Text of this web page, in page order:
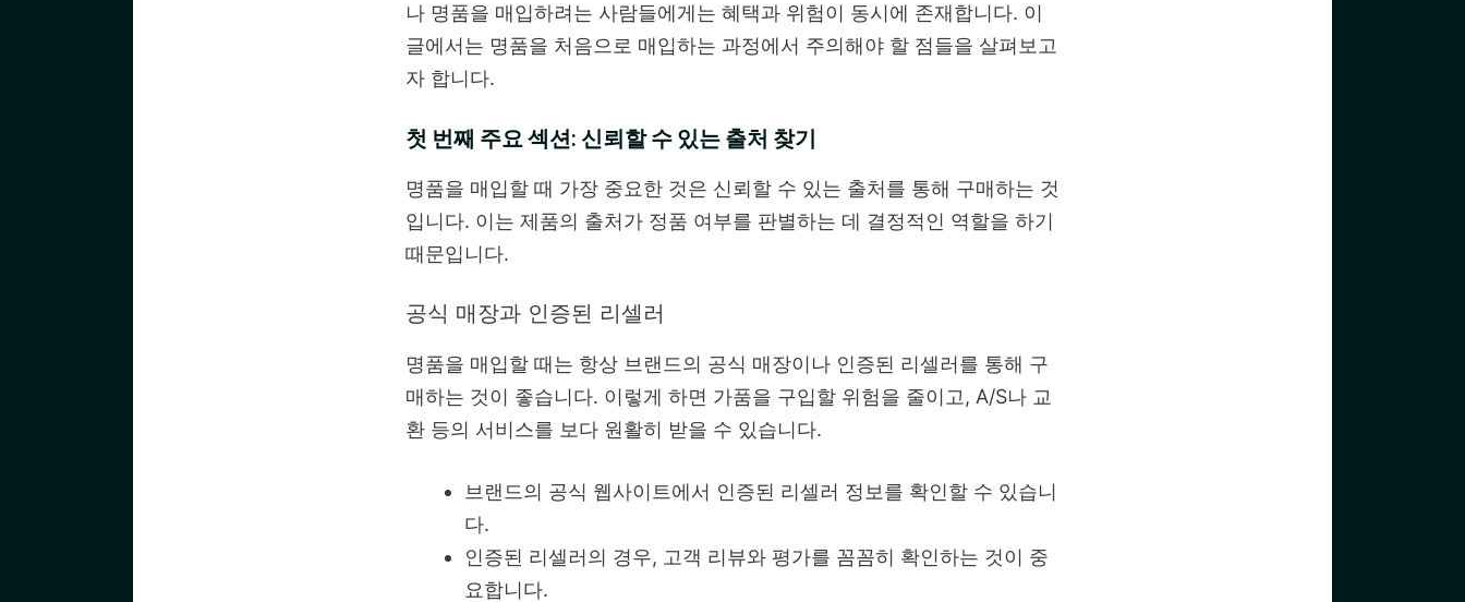
나 명품을 매입하려는 사람들에게는 혜택과 위험이 동시에 존재합니다. 이
글에서는 명품을 처음으로 매입하는 과정에서 주의해야 할 점들을 살펴보고
자 합니다.
첫 번째 주요 섹션: 신뢰할 수 있는 출처 찾기
명품을 매입할 때 가장 중요한 것은 신뢰할 수 있는 출처를 통해 구매하는 것
입니다. 이는 제품의 출처가 정품 여부를 판별하는 데 결정적인 역할을 하기
때문입니다.
공식 매장과 인증된 리셀러
명품을 매입할 때는 항상 브랜드의 공식 매장이나 인증된 리셀러를 통해 구
매하는 것이 좋습니다. 이렇게 하면 가품을 구입할 위험을 줄이고, A/S나 교
환 등의 서비스를 보다 원활히 받을 수 있습니다.
브랜드의 공식 웹사이트에서 인증된 리셀러 정보를 확인할 수 있습니
다.
인증된 리셀러의 경우, 고객 리뷰와 평가를 꼼꼼히 확인하는 것이 중
요합니다.